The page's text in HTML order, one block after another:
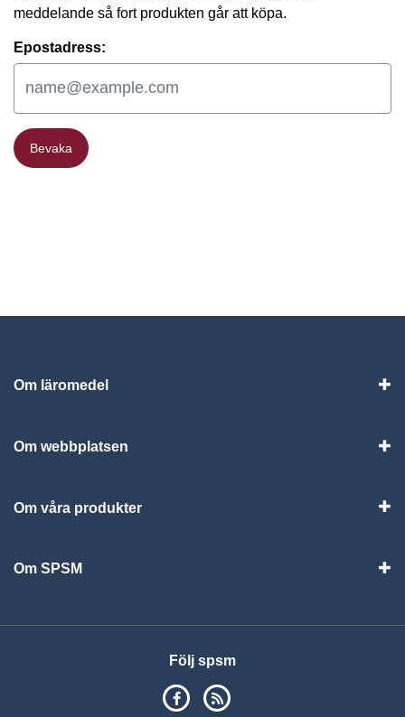
meddelande så fort produkten går att köpa.
Epostadress:
Bevaka
Bevaka
Om läromedel
Om webbplatsen
Om våra produkter
Om SPSM
Följ spsm
SPSM på Facebook